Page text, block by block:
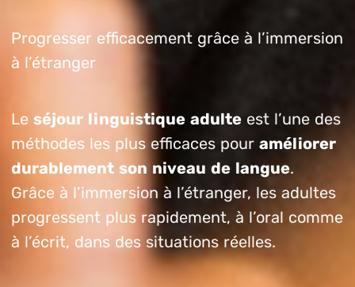
Progresser efficacement grâce à l’immersion
à l’étranger
Le séjour linguistique adulte est l’une des
méthodes les plus efficaces pour améliorer
durablement son niveau de langue.
Grâce à l’immersion à l’étranger, les adultes
progressent plus rapidement, à l’oral comme
à l’écrit, dans des situations réelles.